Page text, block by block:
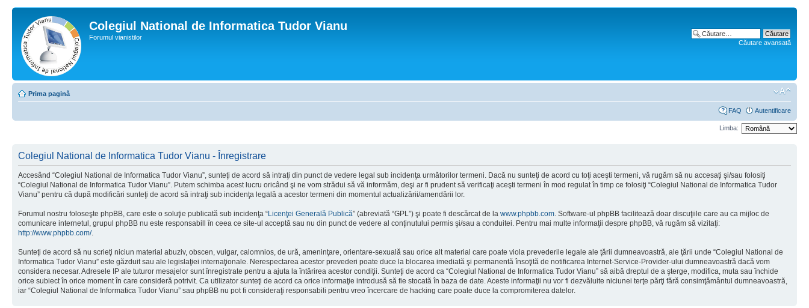
Colegiul National de Informatica Tudor Vianu
Forumul vianistilor
Căutare avansată
Prima pagină
FAQ Autentificare
Limba:
Colegiul National de Informatica Tudor Vianu - Înregistrare
Accesând “Colegiul National de Informatica Tudor Vianu”, sunteţi de acord să intraţi din punct de vedere legal sub incidenţa următorilor termeni. Dacă nu sunteţi de acord cu toţi aceşti termeni, vă rugăm să nu accesaţi şi/sau folosiţi
“Colegiul National de Informatica Tudor Vianu”. Putem schimba acest lucru oricând şi ne vom strădui să vă informăm, deşi ar fi prudent să verificaţi aceşti termeni în mod regulat în timp ce folosiţi “Colegiul National de Informatica Tudor
Vianu” pentru că după modificări sunteţi de acord să intraţi sub incidenţa legală a acestor termeni din momentul actualizării/amendării lor.
Forumul nostru foloseşte phpBB, care este o soluţie publicată sub incidenţa “Licenţei Generală Publică” (abreviată “GPL”) şi poate fi descărcat de la www.phpbb.com . Software-ul phpBB facilitează doar discuţiile care au ca mijloc de
comunicare internetul, grupul phpBB nu este responsabill în ceea ce site-ul acceptă sau nu din punct de vedere al conţinutului permis şi/sau a conduitei. Pentru mai multe informaţii despre phpBB, vă rugăm să vizitaţi:
http://www.phpbb.com/.
Sunteţi de acord să nu scrieţi niciun material abuziv, obscen, vulgar, calomnios, de ură, ameninţare, orientare-sexuală sau orice alt material care poate viola prevederile legale ale ţării dumneavoastră, ale ţării unde “Colegiul National de
Informatica Tudor Vianu” este găzduit sau ale legislaţiei internaţionale. Nerespectarea acestor prevederi poate duce la blocarea imediată şi permanentă însoţită de notificarea Internet-Service-Provider-ului dumneavoastră dacă vom
considera necesar. Adresele IP ale tuturor mesajelor sunt înregistrate pentru a ajuta la întărirea acestor condiţii. Sunteţi de acord ca “Colegiul National de Informatica Tudor Vianu” să aibă dreptul de a şterge, modifica, muta sau închide
orice subiect în orice moment în care consideră potrivit. Ca utilizator sunteţi de acord ca orice informaţie introdusă să fie stocată în baza de date. Aceste informaţii nu vor fi dezvăluite niciunei terţe părţi fără consimţământul dumneavoastră,
iar “Colegiul National de Informatica Tudor Vianu” sau phpBB nu pot fi consideraţi responsabili pentru vreo încercare de hacking care poate duce la compromiterea datelor.